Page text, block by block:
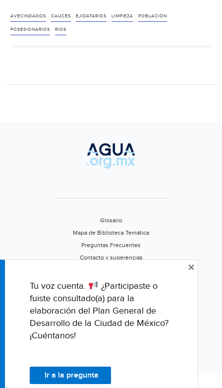
Potosí:
AVECINDADOS CAUCES EJIDATARIOS LIMPIEZA POBLACIÓN
POSESIONARIOS RIOS
Glosario
Mapa de Biblioteca Temática
Preguntas Frecuentes
Contacto y sugerencias
Califica este portal
Tu voz cuenta.
¿Participaste o
fuiste consultado(a) para la
elaboración del Plan General de
Desarrollo de la Ciudad de México?
¡Cuéntanos!
Ir a la pregunta
×